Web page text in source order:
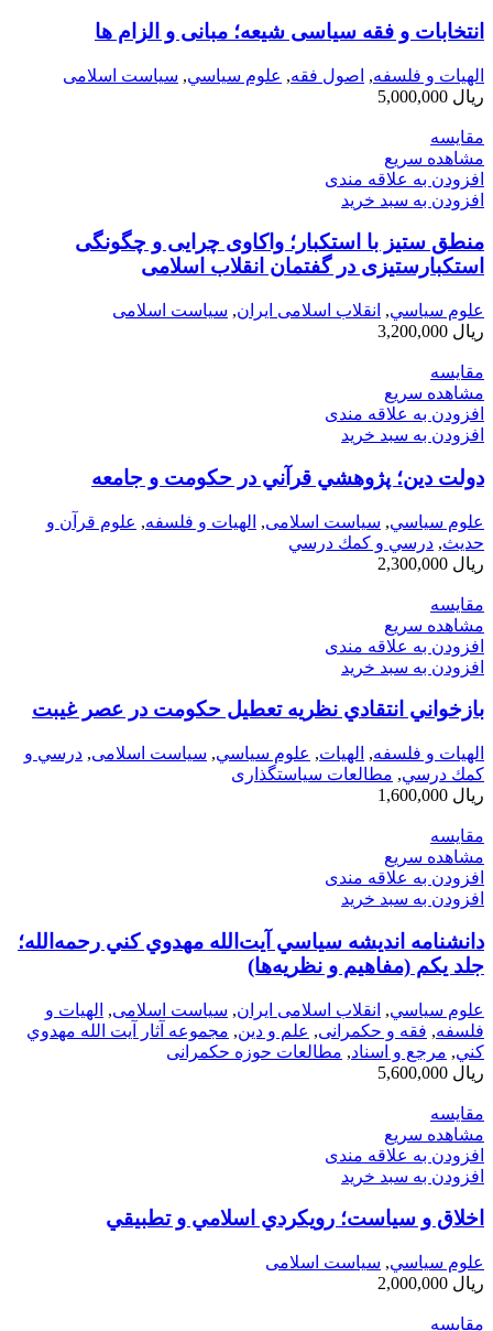
انتخابات و فقه سیاسی شیعه؛ مبانی و الزام ها
الهیات و فلسفه, اصول فقه, علوم سياسي, سیاست اسلامی
ریال
مقایسه
مشاهده سریع
افزودن به علاقه مندی
افزودن به سبد خرید
منطق ستیز با استکبار؛ واکاوی چرایی و چگونگی
استکبارستیزی در گفتمان انقلاب اسلامی
علوم سياسي, انقلاب اسلامی ایران, سیاست اسلامی
ریال
مقایسه
مشاهده سریع
افزودن به علاقه مندی
افزودن به سبد خرید
دولت دين؛ پژوهشي قرآني در حكومت و جامعه
علوم سياسي, سیاست اسلامی, الهیات و فلسفه, علوم قرآن و
حدیث, درسي و كمك درسي
ریال
مقایسه
مشاهده سریع
افزودن به علاقه مندی
افزودن به سبد خرید
بازخواني انتقادي نظريه تعطيل حكومت در عصر غيبت
الهیات و فلسفه, الهيات, علوم سياسي, سیاست اسلامی, درسي و
كمك درسي, مطالعات سیاستگذاری
ریال
مقایسه
مشاهده سریع
افزودن به علاقه مندی
افزودن به سبد خرید
دانشنامه انديشه سياسي آيت‌الله مهدوي كني رحمه‌الله؛
جلد يكم (مفاهيم و نظريه‌ها)
علوم سياسي, انقلاب اسلامی ایران, سیاست اسلامی, الهیات و
فلسفه, فقه و حکمرانی, علم و دین, مجموعه آثار آيت الله مهدوي
كني, مرجع و اسناد, مطالعات حوزه حکمرانی
ریال
مقایسه
مشاهده سریع
افزودن به علاقه مندی
افزودن به سبد خرید
اخلاق ‌و سیاست؛ رويکردي اسلامي و تطبيقي
علوم سياسي, سیاست اسلامی
ریال
مقایسه